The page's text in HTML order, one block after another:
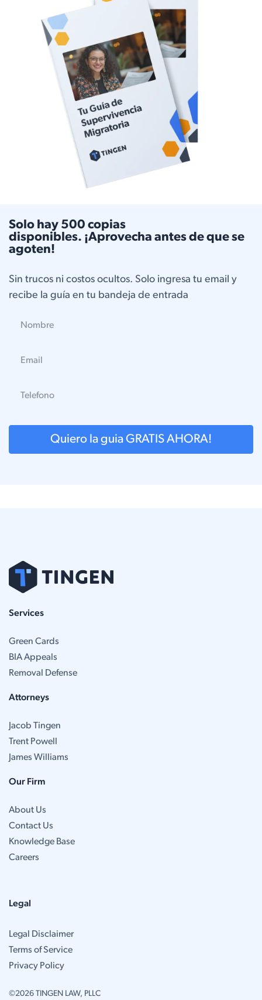
Solo hay 500 copias
disponibles. ¡Aprovecha antes de que se
agoten!
Sin trucos ni costos ocultos. Solo ingresa tu email y
recibe la guía en tu bandeja de entrada
Quiero la guia GRATIS AHORA!
Services
Green Cards
BIA Appeals
Removal Defense
©2026 TINGEN LAW, PLLC
Attorneys
Jacob Tingen
Trent Powell
James Williams
Our Firm
About Us
Contact Us
Knowledge Base
Careers
Legal
Legal Disclaimer
Terms of Service
Privacy Policy